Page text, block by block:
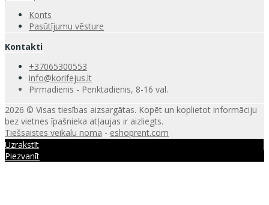
Konts
Pasūtījumu vēsture
Kontakti
+37065300553
info@korifejus.lt
Pirmadienis - Penktadienis, 8-16 val.
2026 © Visas tiesības aizsargātas. Kopēt un koplietot informāciju
bez vietnes īpašnieka atļaujas ir aizliegts.
Tiešsaistes veikalu noma - eshoprent.com
Uzrakstīt
Piezvanīt